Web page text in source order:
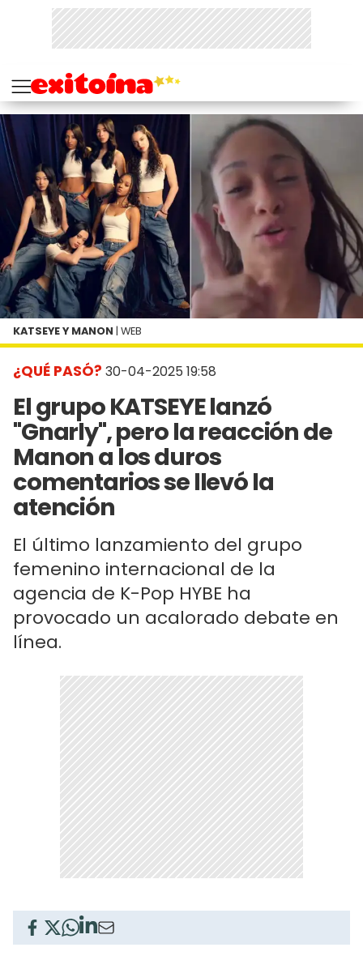
¿QUÉ PASÓ? 30-04-2025 19:58
El grupo KATSEYE lanzó
"Gnarly", pero la reacción de
Manon a los duros
comentarios se llevó la
atención
El último lanzamiento del grupo
femenino internacional de la
agencia de K-Pop HYBE ha
provocado un acalorado debate en
línea.
KATSEYE Y MANON | WEB